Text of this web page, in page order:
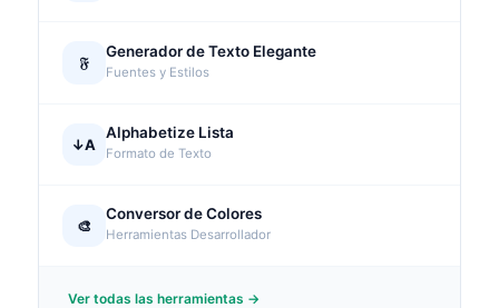
𝔉
Generador de Texto Elegante
Fuentes y Estilos
↓A
Alphabetize Lista
Formato de Texto
🎨
Conversor de Colores
Herramientas Desarrollador
Ver todas las herramientas →